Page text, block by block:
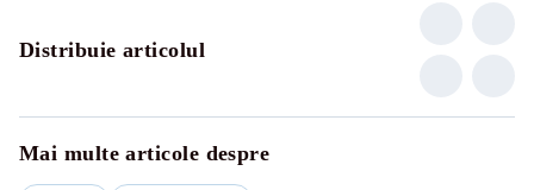
Distribuie articolul
Mai multe articole despre